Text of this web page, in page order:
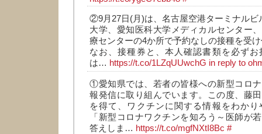
②9月27日(月)は、名古屋空港ターミナルビ
大学、愛知医科大学メディカルセンター
療センターの4か所で予約なしの接種を受
なお、接種券と、本人確認書類を必ず
は… https://t.co/1LZqUUwchG in reply to
①愛知県では、若者の皆様への新型コロ
報発信に取り組んでいます。この度、藤
を得て、ワクチンに関する情報をわか
「新型コロナワクチンを知ろう～医師が
答えしま… https://t.co/mgfNXtI8Bc #